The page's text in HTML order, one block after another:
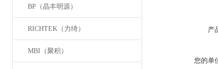
BP（晶丰明源）
RICHTEK（力绮）
MBI（聚积）
产
您的单